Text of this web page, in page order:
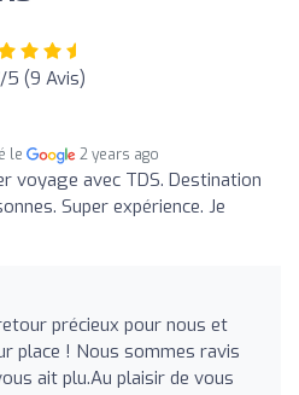
/5 (9 Avis)
le 2 years ago
voyage avec TDS. Destination
Super expérience. Je
précieux pour nous et
place ! Nous sommes ravis
ait plu.Au plaisir de vous